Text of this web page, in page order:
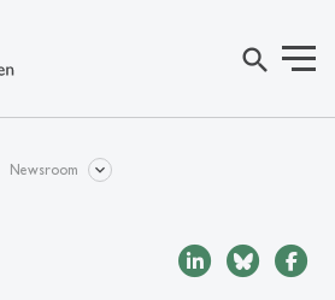
search
Newsroom